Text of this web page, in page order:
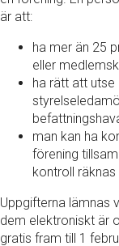
är att:
ha mer än 25
eller
ha rätt att utse
man kan ha
förening
kontroll räknas
Uppgifterna lämnas
dem elektroniskt är
gratis fram till 1